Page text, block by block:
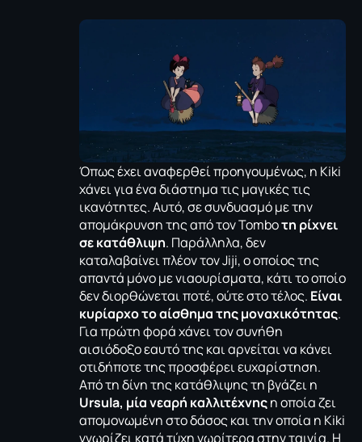
Όπως έχει αναφερθεί προηγουμένως, η Kiki
χάνει για ένα διάστημα τις μαγικές τις
ικανότητες. Αυτό, σε συνδυασμό με την
απομάκρυνση της από τον Tomboτη ρίχνει
σε κατάθλιψη. Παράλληλα, δεν
καταλαβαίνει πλέον τον Jiji, ο οποίος της
απαντά μόνο με νιαουρίσματα, κάτι το οποίο
δεν διορθώνεται ποτέ, ούτε στο τέλος. Είναι
κυρίαρχο το αίσθημα της μοναχικότητας.
Για πρώτη φορά χάνει τον συνήθη
αισιόδοξο εαυτό της και αρνείται να κάνει
οτιδήποτε της προσφέρει ευχαρίστηση.
Από τη δίνη της κατάθλιψης τη βγάζει η
Ursula, μία νεαρή καλλιτέχνηςη οποία ζει
απομονωμένη στο δάσος και την οποία η Kiki
γνωρίζει κατά τύχη νωρίτερα στην ταινία. Η